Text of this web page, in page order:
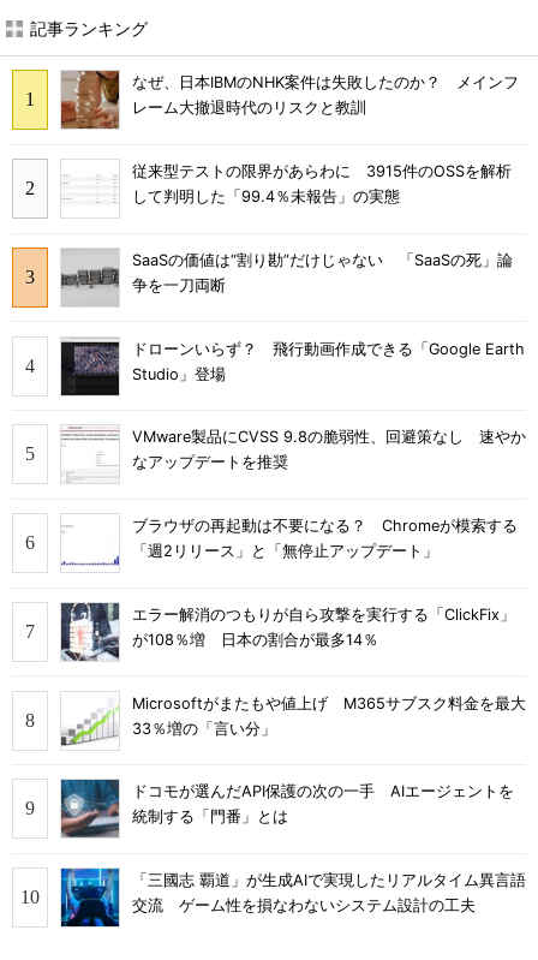
記事ランキング
なぜ、日本IBMのNHK案件は失敗したのか？ メインフ
レーム大撤退時代のリスクと教訓
従来型テストの限界があらわに 3915件のOSSを解析
して判明した「99.4％未報告」の実態
SaaSの価値は“割り勘”だけじゃない 「SaaSの死」論
争を一刀両断
ドローンいらず？ 飛行動画作成できる「Google Earth
Studio」登場
VMware製品にCVSS 9.8の脆弱性、回避策なし 速やか
なアップデートを推奨
ブラウザの再起動は不要になる？ Chromeが模索する
「週2リリース」と「無停止アップデート」
エラー解消のつもりが自ら攻撃を実行する「ClickFix」
が108％増 日本の割合が最多14％
Microsoftがまたもや値上げ M365サブスク料金を最大
33％増の「言い分」
ドコモが選んだAPI保護の次の一手 AIエージェントを
統制する「門番」とは
「三國志 覇道」が生成AIで実現したリアルタイム異言語
交流 ゲーム性を損なわないシステム設計の工夫